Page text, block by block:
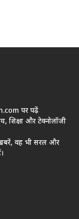
पर पढ़ें
शिक्षा और टेक्नोलॉजी
वह भी सरल और